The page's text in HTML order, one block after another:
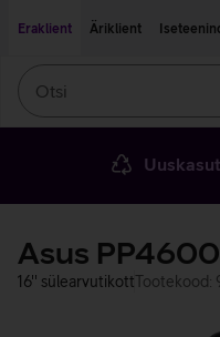
Eraklient
Äriklient
Asus
16'' sülearvutikottTootekood: